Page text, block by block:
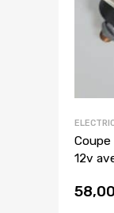
12v
58,00